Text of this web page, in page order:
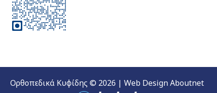
Ορθοπεδικά Κυφίδης © 2026 | Web Design Aboutnet